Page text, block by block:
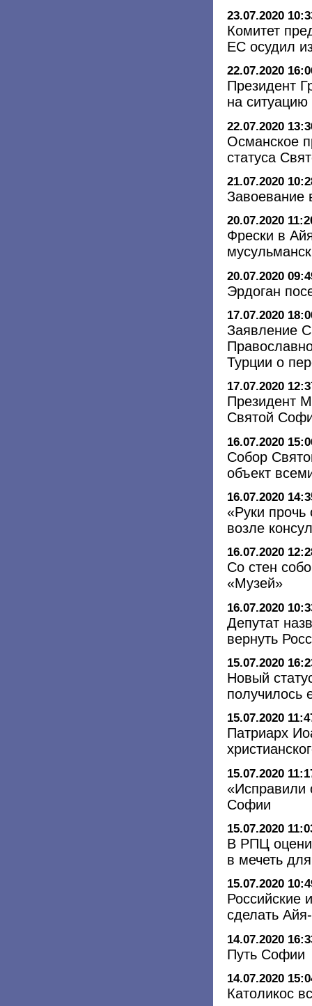
23.07.2020
Комитет
ЕС осудил
22.07.2020
Президент
на
22.07.2020
Османское
статуса
21.07.2020
Завоевание
20.07.2020
Фрески в
20.07.2020
Эрдоган
17.07.2020
Заявление
Турции о
17.07.2020
Президент
Святой
16.07.2020
Собор
объект
16.07.2020
«Руки
возле
16.07.2020
Со стен
«Музей»
16.07.2020
Депутат
вернуть
15.07.2020
Новый
получилось
15.07.2020
Патриарх
15.07.2020
«Исправили
Софии
15.07.2020
В РПЦ
в мечеть
15.07.2020
Российские
сделать
14.07.2020
Путь Софии
14.07.2020
Католикос